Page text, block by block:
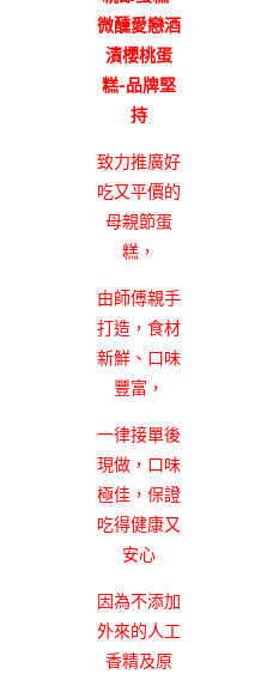
微醺愛戀酒
漬櫻桃蛋
糕-品牌堅
持
致力推廣好
吃又平價的
母親節蛋
糕，
由師傅親手
打造，食材
新鮮、口味
豐富，
一律接單後
現做，口味
極佳，保證
吃得健康又
安心
因為不添加
外來的人工
香精及原